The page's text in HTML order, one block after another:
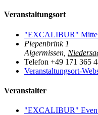
Veranstaltungsort
"EXCALIBUR"
Piepenbrink 1
Algermissen
Telefon +49 171 365
Veranstaltungsort-
Veranstalter
"EXCALIBUR"